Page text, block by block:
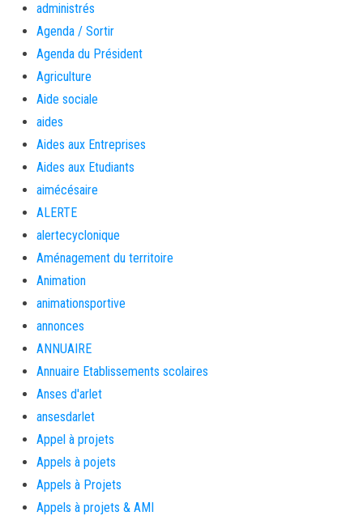
administrés
Agenda / Sortir
Agenda du Président
Agriculture
Aide sociale
aides
Aides aux Entreprises
Aides aux Etudiants
aimécésaire
ALERTE
alertecyclonique
Aménagement du territoire
Animation
animationsportive
annonces
ANNUAIRE
Annuaire Etablissements scolaires
Anses d'arlet
ansesdarlet
Appel à projets
Appels à pojets
Appels à Projets
Appels à projets & AMI